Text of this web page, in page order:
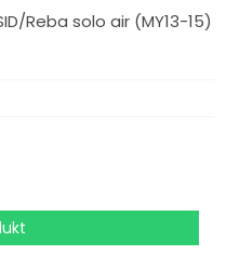
Reba solo air (MY13-15)